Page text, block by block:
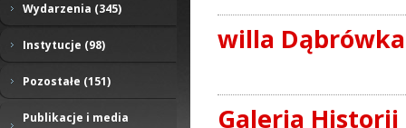
Wydarzenia (345)
Instytucje (98)
Pozostałe (151)
Publikacje i media
willa Dąbrówka
Galeria